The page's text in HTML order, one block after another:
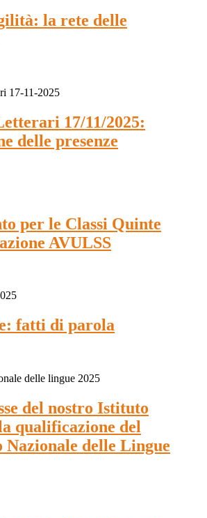
la rete delle
17/11/2025:
delle presenze
per le Classi Quinte
AVULSS
fatti di parola
del nostro Istituto
qualificazione del
Nazionale delle Lingue